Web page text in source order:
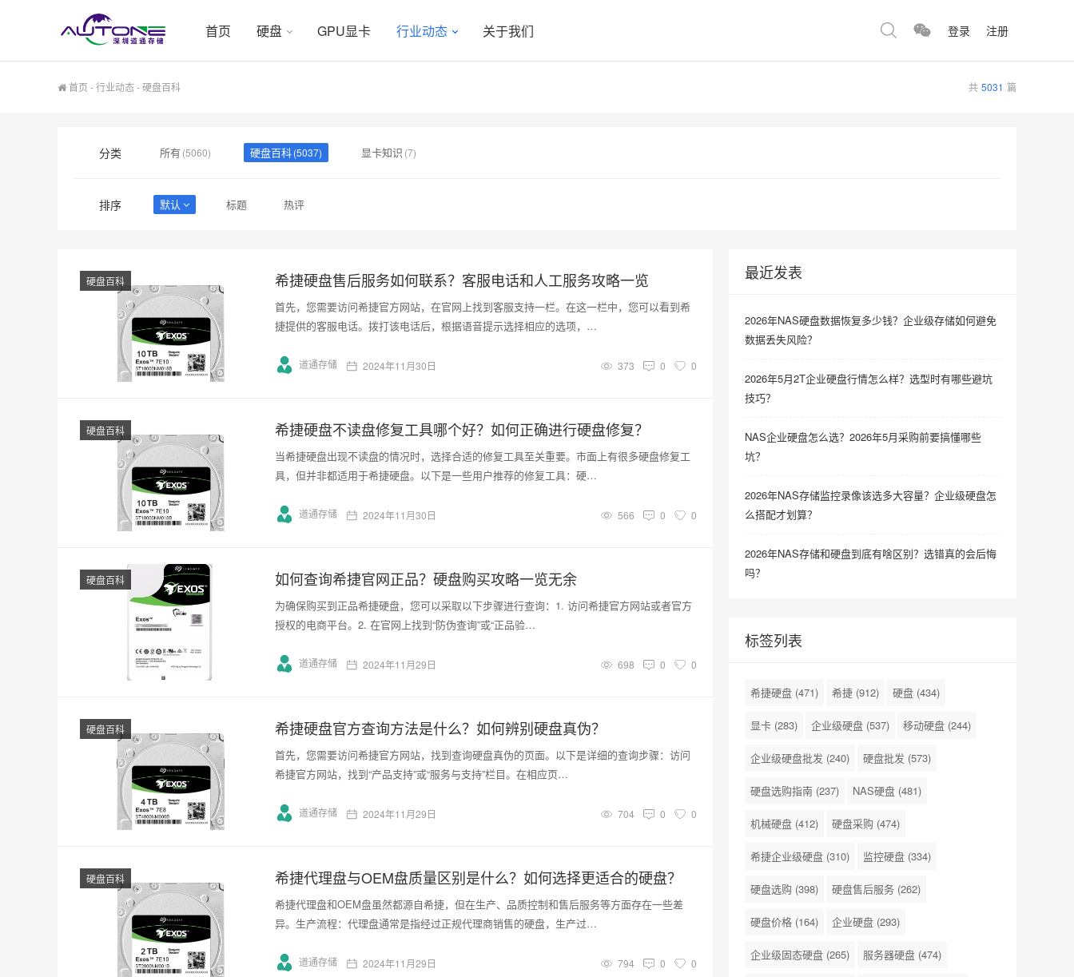
首页 硬盘 GPU显卡 行业动态 关于我们 登录 注册
首页 -行业动态-硬盘百科 共 5031 篇
分类 所有(5060) 硬盘百科(5037) 显卡知识 (7)
排序 默认 标题 热评
硬盘百科 希捷硬盘售后服务如何联系？客服电话和人工服务攻略一览
首先，您需要访问希捷官方网站，在官网上找到客服支持一栏。在这一栏中，您可以看到希
捷提供的客服电话。拨打该电话后，根据语音提示选择相应的选项，…
道通存储 2024年11月30日 373 0 0
硬盘百科 希捷硬盘不读盘修复工具哪个好？如何正确进行硬盘修复？
当希捷硬盘出现不读盘的情况时，选择合适的修复工具至关重要。市面上有很多硬盘修复工
具，但并非都适用于希捷硬盘。以下是一些用户推荐的修复工具：硬…
道通存储 2024年11月30日 566 0 0
硬盘百科 如何查询希捷官网正品？硬盘购买攻略一览无余
为确保购买到正品希捷硬盘，您可以采取以下步骤进行查询：1. 访问希捷官方网站或者官方
授权的电商平台。2. 在官网上找到“防伪查询”或“正品验…
道通存储 2024年11月29日 698 0 0
硬盘百科 希捷硬盘官方查询方法是什么？如何辨别硬盘真伪？
首先，您需要访问希捷官方网站，找到查询硬盘真伪的页面。以下是详细的查询步骤：访问
希捷官方网站，找到“产品支持”或“服务与支持”栏目。在相应页…
道通存储 2024年11月29日 704 0 0
硬盘百科 希捷代理盘与OEM盘质量区别是什么？如何选择更适合的硬盘？
希捷代理盘和OEM盘虽然都源自希捷，但在生产、品质控制和售后服务等方面存在一些差
异。生产流程：代理盘通常是指经过正规代理商销售的硬盘，生产过…
道通存储 2024年11月29日 794 0 0
最近发表
2026年NAS硬盘数据恢复多少钱？企业级存储如何避免
数据丢失风险？
2026年5月2T企业硬盘行情怎么样？选型时有哪些避坑
技巧？
NAS企业硬盘怎么选？2026年5月采购前要搞懂哪些
坑？
2026年NAS存储监控录像该选多大容量？企业级硬盘怎
么搭配才划算？
2026年NAS存储和硬盘到底有啥区别？选错真的会后悔
吗？
标签列表
希捷硬盘 (471) 希捷 (912) 硬盘 (434)
显卡 (283) 企业级硬盘 (537) 移动硬盘 (244)
企业级硬盘批发 (240) 硬盘批发 (573)
硬盘选购指南 (237) NAS硬盘 (481)
机械硬盘 (412) 硬盘采购 (474)
希捷企业级硬盘 (310) 监控硬盘 (334)
硬盘选购 (398) 硬盘售后服务 (262)
硬盘价格 (164) 企业硬盘 (293)
企业级固态硬盘 (265) 服务器硬盘 (474)